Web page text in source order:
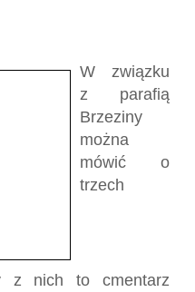
W związku
z parafią
Brzeziny
można
mówić o
trzech
z nich to cmentarz